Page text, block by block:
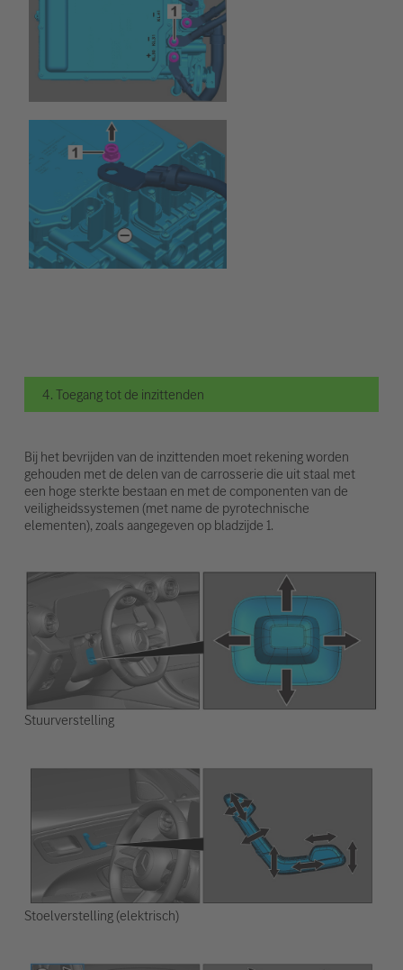
4. Toegang tot de inzittenden
Bij het bevrijden van de inzittenden moet rekening worden
gehouden met de delen van de carrosserie die uit staal met
een hoge sterkte bestaan en met de componenten van de
veiligheidssystemen (met name de pyrotechnische
elementen), zoals aangegeven op bladzijde 1.
Stuurverstelling
Stoelverstelling (elektrisch)